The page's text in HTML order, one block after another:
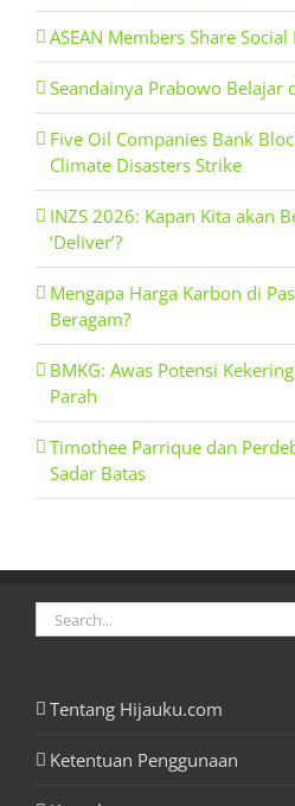
ASEAN Members Share
Seandainya Prabowo Belajar
Five Oil Companies Bank
Climate Disasters Strike
INZS 2026: Kapan Kita akan
‘Deliver’?
Mengapa Harga Karbon di
Beragam?
BMKG: Awas Potensi
Parah
Timothee Parrique dan
Sadar Batas
Search
for:
Tentang Hijauku.com
Ketentuan Penggunaan